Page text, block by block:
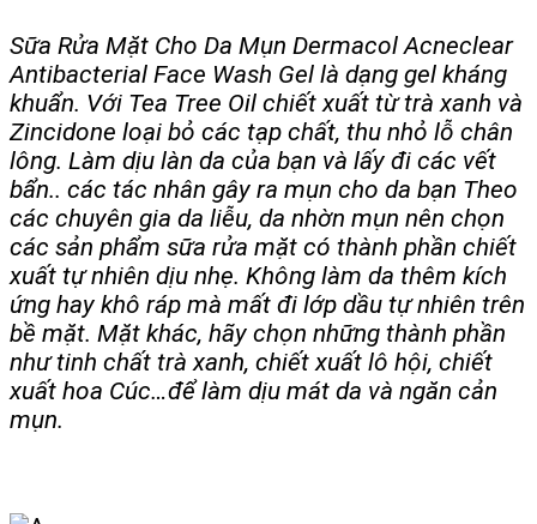
Sữa Rửa Mặt Cho Da Mụn Dermacol Acneclear
Antibacterial Face Wash Gel là dạng gel kháng
khuẩn. Với Tea Tree Oil chiết xuất từ trà xanh và
Zincidone loại bỏ các tạp chất, thu nhỏ lỗ chân
lông. Làm dịu làn da của bạn và lấy đi các vết
bẩn.. các tác nhân gây ra mụn cho da bạn Theo
các chuyên gia da liễu, da nhờn mụn nên chọn
các sản phẩm sữa rửa mặt có thành phần chiết
xuất tự nhiên dịu nhẹ. Không làm da thêm kích
ứng hay khô ráp mà mất đi lớp dầu tự nhiên trên
bề mặt. Mặt khác, hãy chọn những thành phần
như tinh chất trà xanh, chiết xuất lô hội, chiết
xuất hoa Cúc…để làm dịu mát da và ngăn cản
mụn.